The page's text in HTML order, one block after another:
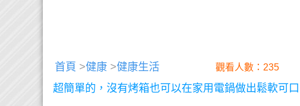
首頁 >健康 >健康生活 觀看人數：235
超簡單的，沒有烤箱也可以在家用電鍋做出鬆軟可